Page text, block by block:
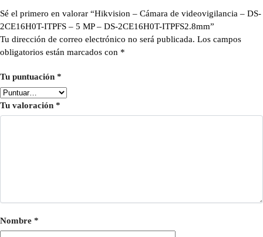
Sé el primero en valorar “Hikvision – Cámara de videovigilancia – DS-
2CE16H0T-ITPFS – 5 MP – DS-2CE16H0T-ITPFS2.8mm”
Tu dirección de correo electrónico no será publicada. Los campos
obligatorios están marcados con *
Tu puntuación *
Tu valoración *
Nombre *